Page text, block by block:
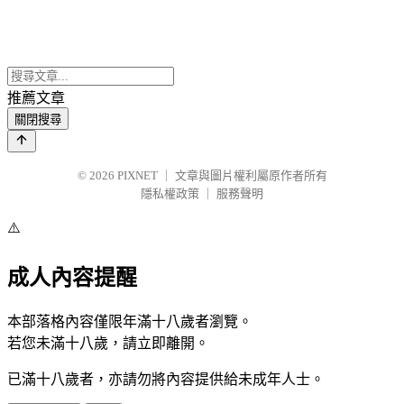
推薦文章
關閉搜尋
© 2026 PIXNET
文章與圖片權利屬原作者所有
隱私權政策
服務聲明
⚠️
成人內容提醒
本部落格內容僅限年滿十八歲者瀏覽。
若您未滿十八歲，請立即離開。
已滿十八歲者，亦請勿將內容提供給未成年人士。